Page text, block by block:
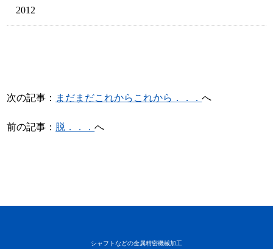
2012
次の記事： まだまだこれからこれから．．．へ
前の記事： 脱．．．へ
シャフトなどの金属精密機械加工